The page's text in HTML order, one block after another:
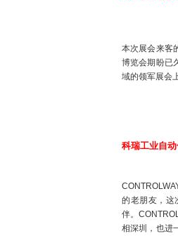
本次展会来客
博览会期盼已
域的领军展会
科瑞工业自
的老朋友，这
伴。
相深圳，也进